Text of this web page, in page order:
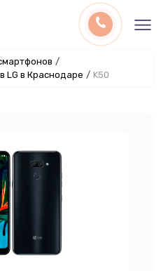
/
LG в Краснодаре / K50